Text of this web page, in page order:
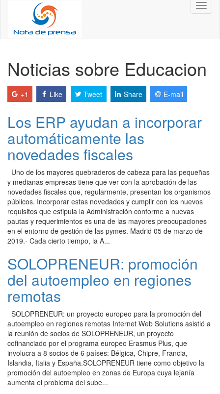
Noticias sobre Educacion
+1 Like Tweet Share E-mail
Los ERP ayudan a incorporar
automáticamente las
novedades fiscales
Uno de los mayores quebraderos de cabeza para las pequeñas
y medianas empresas tiene que ver con la aprobación de las
novedades fiscales que, regularmente, presentan los organismos
públicos. Incorporar estas novedades y cumplir con los nuevos
requisitos que estipula la Administración conforme a nuevas
pautas y requerimientos es una de las mayores preocupaciones
en el entorno de gestión de las pymes. Madrid 05 de marzo de
2019.- Cada cierto tiempo, la A...
SOLOPRENEUR: promoción
del autoempleo en regiones
remotas
SOLOPRENEUR: un proyecto europeo para la promoción del
autoempleo en regiones remotas Internet Web Solutions asistió a
la reunión de socios de SOLOPRENEUR, un proyecto
cofinanciado por el programa europeo Erasmus Plus, que
involucra a 8 socios de 6 países: Bélgica, Chipre, Francia,
Islandia, Italia y España.SOLOPRENEUR tiene como objetivo la
promoción del autoempleo en zonas de Europa cuya lejanía
aumenta el problema del sube...